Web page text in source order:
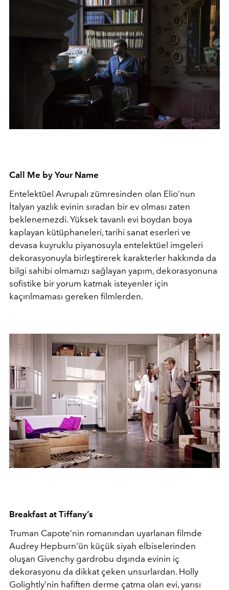
Call Me by Your Name
Entelektüel Avrupalı zümresinden olan Elio’nun
İtalyan yazlık evinin sıradan bir ev olması zaten
beklenemezdi. Yüksek tavanlı evi boydan boya
kaplayan kütüphaneleri, tarihi sanat eserleri ve
devasa kuyruklu piyanosuyla entelektüel imgeleri
dekorasyonuyla birleştirerek karakterler hakkında da
bilgi sahibi olmamızı sağlayan yapım, dekorasyonuna
sofistike bir yorum katmak isteyenler için
kaçırılmaması gereken filmlerden.
Breakfast at Tiffany’s
Truman Capote’nin romanından uyarlanan filmde
Audrey Hepburn’ün küçük siyah elbiselerinden
oluşan Givenchy gardrobu dışında evinin iç
dekorasyonu da dikkat çeken unsurlardan. Holly
Golightly’nin hafiften derme çatma olan evi, yarısı